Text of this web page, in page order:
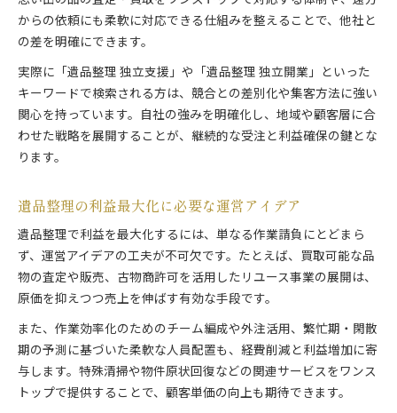
からの依頼にも柔軟に対応できる仕組みを整えることで、他社と
の差を明確にできます。
実際に「遺品整理 独立支援」や「遺品整理 独立開業」といった
キーワードで検索される方は、競合との差別化や集客方法に強い
関心を持っています。自社の強みを明確化し、地域や顧客層に合
わせた戦略を展開することが、継続的な受注と利益確保の鍵とな
ります。
遺品整理の利益最大化に必要な運営アイデア
遺品整理で利益を最大化するには、単なる作業請負にとどまら
ず、運営アイデアの工夫が不可欠です。たとえば、買取可能な品
物の査定や販売、古物商許可を活用したリユース事業の展開は、
原価を抑えつつ売上を伸ばす有効な手段です。
また、作業効率化のためのチーム編成や外注活用、繁忙期・閑散
期の予測に基づいた柔軟な人員配置も、経費削減と利益増加に寄
与します。特殊清掃や物件原状回復などの関連サービスをワンス
トップで提供することで、顧客単価の向上も期待できます。